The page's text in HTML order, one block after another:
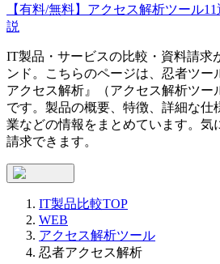
【有料/無料】アクセス解析ツール
説
IT製品・サービスの比較・資料請求
ンド。こちらのページは、 忍者ツー
アクセス解析 』（アクセス解析ツー
です。製品の概要、特徴、詳細な仕
業などの情報をまとめています。気
請求できます。
IT製品比較TOP
WEB
アクセス解析ツール
忍者アクセス解析